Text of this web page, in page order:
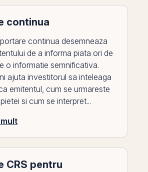
continua
continua desemneaza
de a informa piata ori de
o informatie semnificativa.
ajuta investitorul sa inteleaga
emitentul, cum se urmareste
si cum se interpret...
CRS pentru